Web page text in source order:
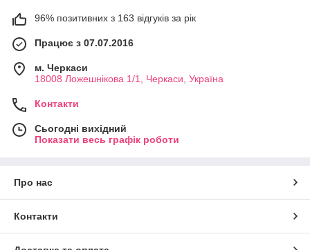
96% позитивних з 163 відгуків за рік
Працює з 07.07.2016
м. Черкаси
18008 Ложешнікова 1/1, Черкаси, Україна
Контакти
Сьогодні вихідний
Показати весь графік роботи
Про нас
Контакти